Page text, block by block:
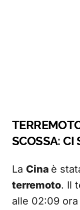
SCOSSA: CI
La Cina è
terremoto. Il
alle 02:09